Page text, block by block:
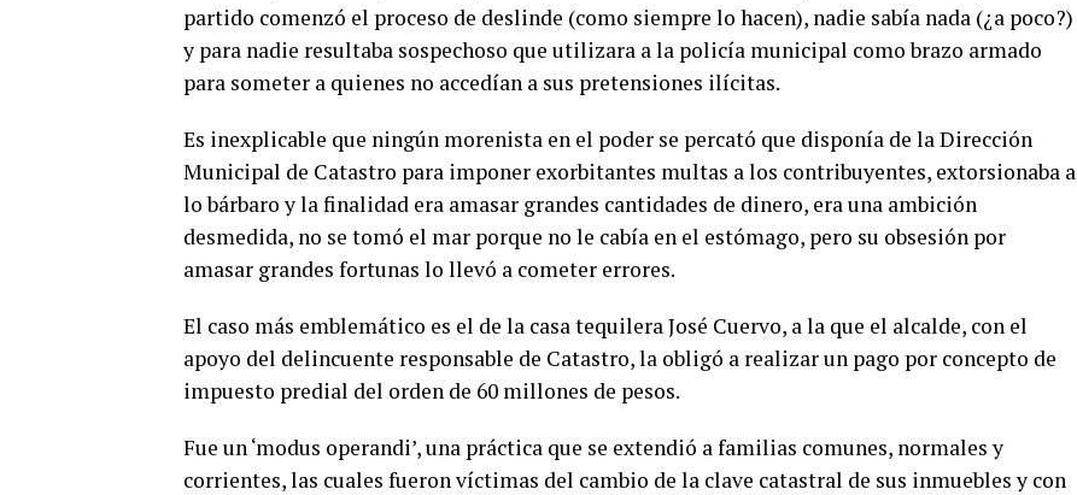
partido comenzó el proceso de deslinde (como siempre lo hacen), nadie sabía nada (¿a poco?)
y para nadie resultaba sospechoso que utilizara a la policía municipal como brazo armado
para someter a quienes no accedían a sus pretensiones ilícitas.
Es inexplicable que ningún morenista en el poder se percató que disponía de la Dirección
Municipal de Catastro para imponer exorbitantes multas a los contribuyentes, extorsionaba a
lo bárbaro y la finalidad era amasar grandes cantidades de dinero, era una ambición
desmedida, no se tomó el mar porque no le cabía en el estómago, pero su obsesión por
amasar grandes fortunas lo llevó a cometer errores.
El caso más emblemático es el de la casa tequilera José Cuervo, a la que el alcalde, con el
apoyo del delincuente responsable de Catastro, la obligó a realizar un pago por concepto de
impuesto predial del orden de 60 millones de pesos.
Fue un ‘modus operandi’, una práctica que se extendió a familias comunes, normales y
corrientes, las cuales fueron víctimas del cambio de la clave catastral de sus inmuebles y con